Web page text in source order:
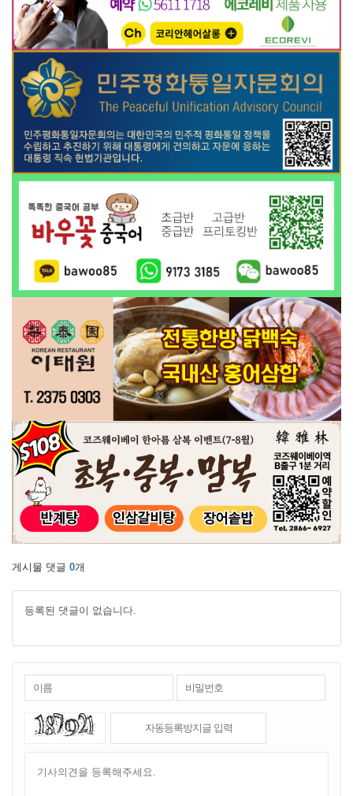
게시물 댓글 0개
등록된 댓글이 없습니다.